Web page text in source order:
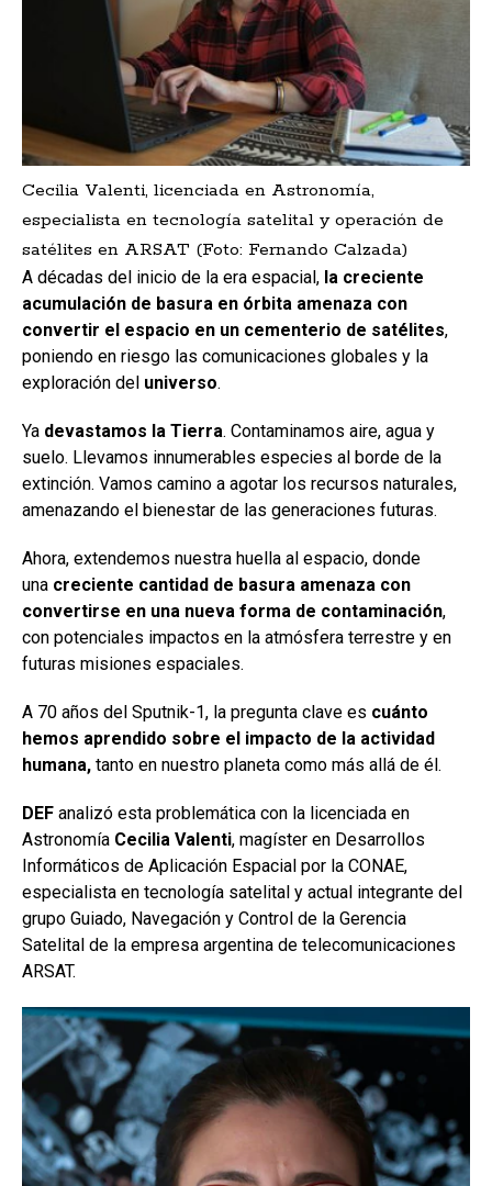
Cecilia Valenti, licenciada en Astronomía,
especialista en tecnología satelital y operación de
satélites en ARSAT (Foto: Fernando Calzada)
A décadas del inicio de la era espacial, la creciente
acumulación de basura en órbita amenaza con
convertir el espacio en un cementerio de satélites,
poniendo en riesgo las comunicaciones globales y la
exploración del universo.
Ya devastamos la Tierra. Contaminamos aire, agua y
suelo. Llevamos innumerables especies al borde de la
extinción. Vamos camino a agotar los recursos naturales,
amenazando el bienestar de las generaciones futuras.
Ahora, extendemos nuestra huella al espacio, donde
una creciente cantidad de basura amenaza con
convertirse en una nueva forma de contaminación,
con potenciales impactos en la atmósfera terrestre y en
futuras misiones espaciales.
A 70 años del Sputnik-1, la pregunta clave es cuánto
hemos aprendido sobre el impacto de la actividad
humana, tanto en nuestro planeta como más allá de él.
DEF analizó esta problemática con la licenciada en
Astronomía Cecilia Valenti, magíster en Desarrollos
Informáticos de Aplicación Espacial por la CONAE,
especialista en tecnología satelital y actual integrante del
grupo Guiado, Navegación y Control de la Gerencia
Satelital de la empresa argentina de telecomunicaciones
ARSAT.